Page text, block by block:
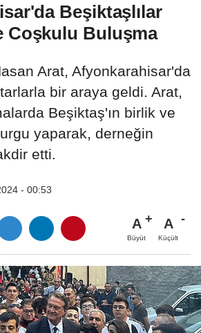
Beşiktaşlılar
Coşkulu Buluşma
Arat, Afyonkarahisar'da
bir araya geldi. Arat,
Beşiktaş'ın birlik ve
yaparak, derneğin
etti.
- 00:53
A
Büyüt
A
Küçült